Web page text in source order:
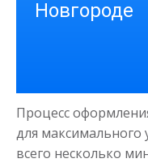
Срок
Процесс
для максимального
всего несколько